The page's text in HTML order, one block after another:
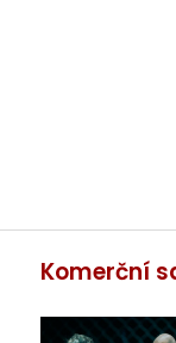
Komerční